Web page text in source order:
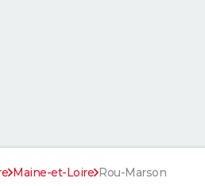
Maine-et-Loire Rou-Marson